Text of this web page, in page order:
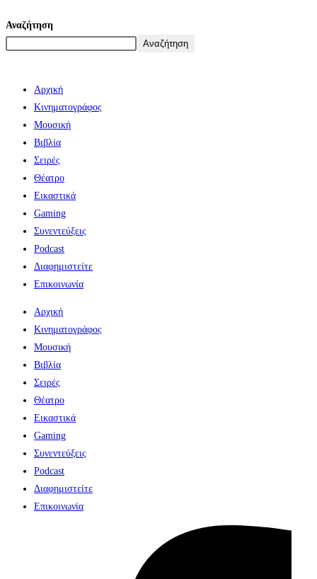
Αναζήτηση
Αναζήτηση
Αρχική
Κινηματογράφος
Μουσική
Βιβλία
Σειρές
Θέατρο
Εικαστικά
Gaming
Συνεντεύξεις
Podcast
Διαφημιστείτε
Επικοινωνία
Αρχική
Κινηματογράφος
Μουσική
Βιβλία
Σειρές
Θέατρο
Εικαστικά
Gaming
Συνεντεύξεις
Podcast
Διαφημιστείτε
Επικοινωνία